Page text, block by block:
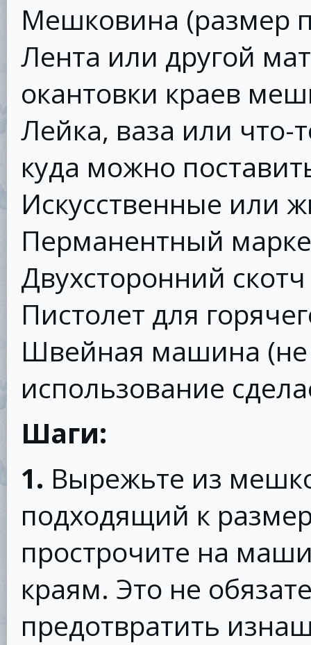
Мешковина (размер
Лента или другой
окантовки краев
Лейка, ваза или что-
куда можно
Искусственные или
Перманентный
Двухсторонний скотч
Пистолет для
Швейная машина (не
использование
Шаги:
1. Вырежьте из
подходящий к
прострочите на
краям. Это не
предотвратить